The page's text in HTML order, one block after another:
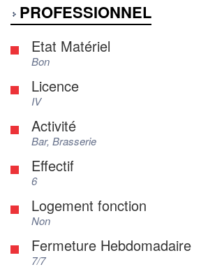
PROFESSIONNEL
Etat Matériel
Bon
Licence
IV
Activité
Bar, Brasserie
Effectif
6
Logement fonction
Non
Fermeture Hebdomadaire
7/7